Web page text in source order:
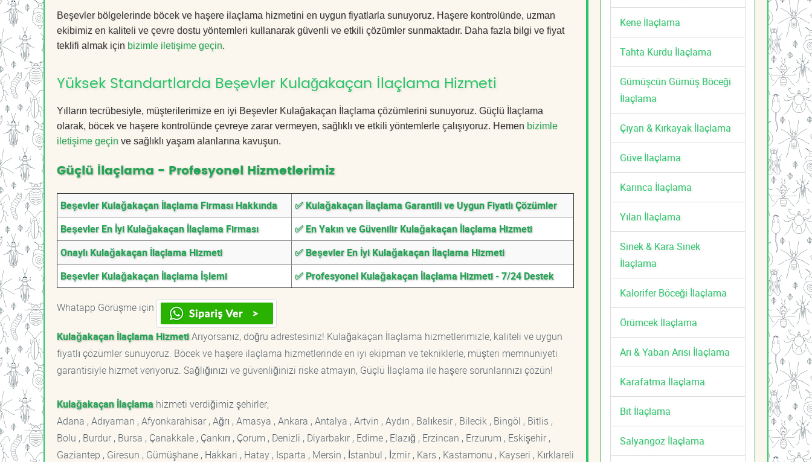
Beşevler bölgelerinde böcek ve haşere ilaçlama hizmetini en uygun fiyatlarla sunuyoruz. Haşere kontrolünde, uzman
ekibimiz en kaliteli ve çevre dostu yöntemleri kullanarak güvenli ve etkili çözümler sunmaktadır. Daha fazla bilgi ve fiyat
teklifi almak için bizimle iletişime geçin.
Yüksek Standartlarda Beşevler Kulağakaçan İlaçlama Hizmeti
Yılların tecrübesiyle, müşterilerimize en iyi Beşevler Kulağakaçan İlaçlama çözümlerini sunuyoruz. Güçlü İlaçlama
olarak, böcek ve haşere kontrolünde çevreye zarar vermeyen, sağlıklı ve etkili yöntemlerle çalışıyoruz. Hemen bizimle
iletişime geçin ve sağlıklı yaşam alanlarına kavuşun.
Güçlü İlaçlama - Profesyonel Hizmetlerimiz
Beşevler Kulağakaçan İlaçlama Firması Hakkında
✅ Kulağakaçan İlaçlama Garantili ve Uygun Fiyatlı Çözümler
Beşevler En İyi Kulağakaçan İlaçlama Firması
✅ En Yakın ve Güvenilir Kulağakaçan İlaçlama Hizmeti
Onaylı Kulağakaçan İlaçlama Hizmeti
✅ Beşevler En İyi Kulağakaçan İlaçlama Hizmeti
Beşevler Kulağakaçan İlaçlama İşlemi
✅ Profesyonel Kulağakaçan İlaçlama Hizmeti - 7/24 Destek
Whatapp Görüşme için
Kulağakaçan İlaçlama HizmetiArıyorsanız, doğru adrestesiniz! Kulağakaçan İlaçlama hizmetlerimizle, kaliteli ve uygun
fiyatlı çözümler sunuyoruz. Böcek ve haşere ilaçlama hizmetlerinde en iyi ekipman ve tekniklerle, müşteri memnuniyeti
garantisiyle hizmet veriyoruz. Sağlığınızı ve güvenliğinizi riske atmayın, Güçlü İlaçlama ile haşere sorunlarınızı çözün!
Kulağakaçan İlaçlama hizmeti verdiğimiz şehirler;
Adana , Adıyaman , Afyonkarahisar , Ağrı , Amasya , Ankara , Antalya , Artvin , Aydın , Balıkesir , Bilecik , Bingöl , Bitlis ,
Bolu , Burdur , Bursa , Çanakkale , Çankırı , Çorum , Denizli , Diyarbakır , Edirne , Elazığ , Erzincan , Erzurum , Eskişehir ,
Gaziantep , Giresun , Gümüşhane , Hakkari , Hatay , Isparta , Mersin , İstanbul , İzmir , Kars , Kastamonu , Kayseri , Kırklareli
Kene İlaçlama
Tahta Kurdu İlaçlama
Gümüşcün Gümüş Böceği
İlaçlama
Çıyan & Kırkayak İlaçlama
Güve İlaçlama
Karınca İlaçlama
Yılan İlaçlama
Sinek & Kara Sinek
İlaçlama
Kalorifer Böceği İlaçlama
Örümcek İlaçlama
Arı & Yaban Arısı İlaçlama
Karafatma İlaçlama
Bit İlaçlama
Salyangoz İlaçlama